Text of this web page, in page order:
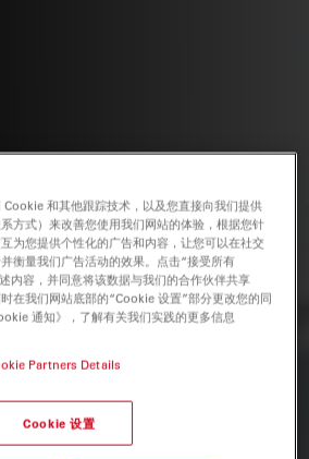
和其他跟踪技术，以及您直接向我们提供
方式）来改善您使用我们网站的体验，根据您针
为您提供个性化的广告和内容，让您可以在社交
衡量我们广告活动的效果。点击“接受所有
内容，并同意将该数据与我们的合作伙伴共享
时在我们网站底部的“Cookie 设置”部分更改您的同
通知》，了解有关我们实践的更多信息
Partners Details
Cookie 设置